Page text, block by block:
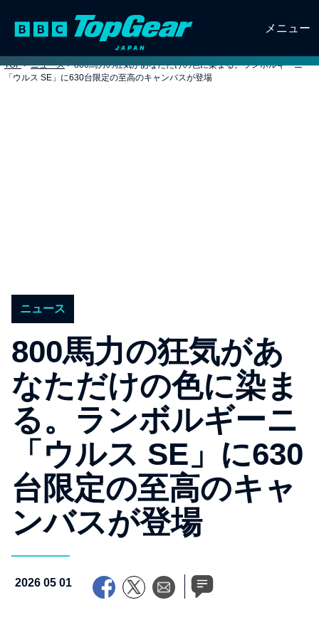
メニュー
TOP > ニュース > 800馬力の狂気があなただけの色に染まる。ランボルギーニ
「ウルス SE」に630台限定の至高のキャンバスが登場
ニュース
800馬力の狂気があ
なただけの色に染ま
る。ランボルギーニ
「ウルス SE」に630
台限定の至高のキャ
ンバスが登場
2026 05 01